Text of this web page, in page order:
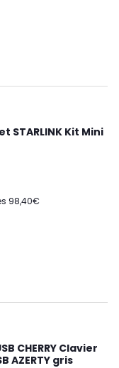
STARLINK Kit Mini
98,40€
CHERRY Clavier
AZERTY gris